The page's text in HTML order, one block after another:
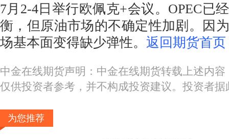
7月2-4日举行欧佩克+会议。OPEC已
衡，但原油市场的不确定性加剧。因
场基本面变得缺少弹性。 返回期货首
中金在线期货声明：中金在线期货转载上述内
仅供投资者参考，并不构成投资建议。投资者
为您推荐